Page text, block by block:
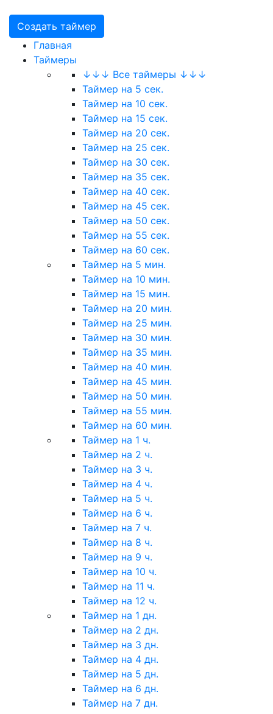
Создать таймер
Главная
Таймеры
↓↓↓ Все таймеры ↓↓↓
Таймер на 5 сек.
Таймер на 10 сек.
Таймер на 15 сек.
Таймер на 20 сек.
Таймер на 25 сек.
Таймер на 30 сек.
Таймер на 35 сек.
Таймер на 40 сек.
Таймер на 45 сек.
Таймер на 50 сек.
Таймер на 55 сек.
Таймер на 60 сек.
Таймер на 5 мин.
Таймер на 10 мин.
Таймер на 15 мин.
Таймер на 20 мин.
Таймер на 25 мин.
Таймер на 30 мин.
Таймер на 35 мин.
Таймер на 40 мин.
Таймер на 45 мин.
Таймер на 50 мин.
Таймер на 55 мин.
Таймер на 60 мин.
Таймер на 1 ч.
Таймер на 2 ч.
Таймер на 3 ч.
Таймер на 4 ч.
Таймер на 5 ч.
Таймер на 6 ч.
Таймер на 7 ч.
Таймер на 8 ч.
Таймер на 9 ч.
Таймер на 10 ч.
Таймер на 11 ч.
Таймер на 12 ч.
Таймер на 1 дн.
Таймер на 2 дн.
Таймер на 3 дн.
Таймер на 4 дн.
Таймер на 5 дн.
Таймер на 6 дн.
Таймер на 7 дн.